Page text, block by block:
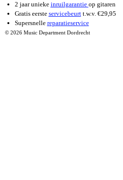
2 jaar unieke inruilgarantie op gitaren
Gratis eerste servicebeurtt.w.v. €29,95
Supersnelle reparatieservice
© 2026 Music Department Dordrecht